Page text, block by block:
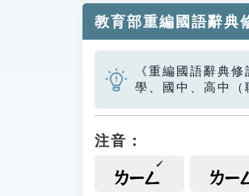
教育部重編國語辭典
《重編國語辭典
學、國中、高中（
注音：
ㄌㄧㄥ ㄌㄧ